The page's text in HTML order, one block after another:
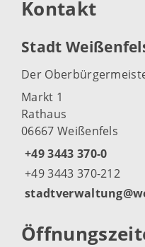
Kontakt
Stadt
Der
Markt 1
Rathaus
06667 Weißenfels
+49 3443 370-0
+49 3443 370-212